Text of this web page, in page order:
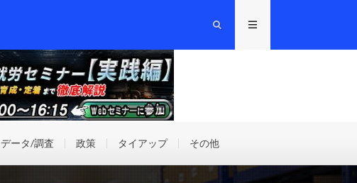
データ/調査 政策 タイアップ その他